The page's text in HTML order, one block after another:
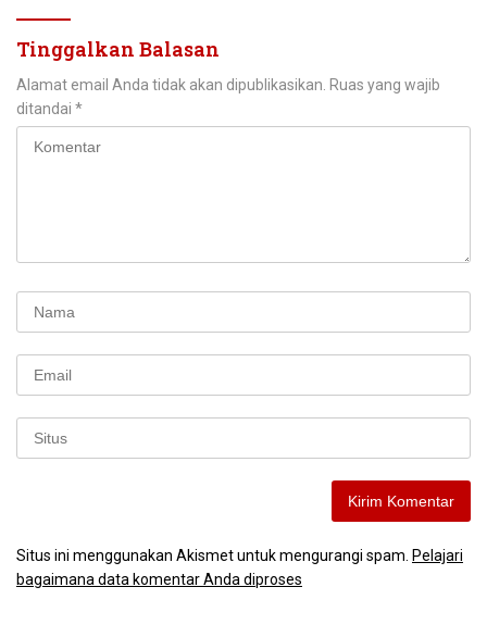
Tinggalkan Balasan
Alamat email Anda tidak akan dipublikasikan. Ruas yang wajib
ditandai *
Situs ini menggunakan Akismet untuk mengurangi spam. Pelajari
bagaimana data komentar Anda diproses